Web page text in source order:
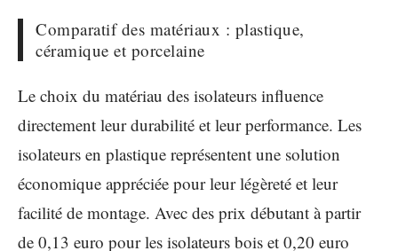
Comparatif des matériaux : plastique,
céramique et porcelaine
Le choix du matériau des isolateurs influence
directement leur durabilité et leur performance. Les
isolateurs en plastique représentent une solution
économique appréciée pour leur légèreté et leur
facilité de montage. Avec des prix débutant à partir
de 0,13 euro pour les isolateurs bois et 0,20 euro